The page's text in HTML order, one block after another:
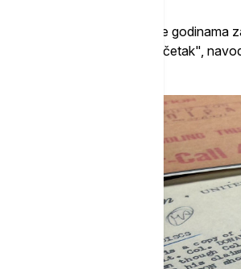
iz Tenesija Tim Berčet, koji se
mreži X da je "ovo tek početak",